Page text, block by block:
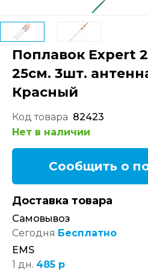
Поплавок Expert
25см. 3шт.
Красный
Код товара 82423
Нет в наличии
Сообщить о
Доставка товара
Самовывоз
Сегодня Бесплатно
EMS
1 дн. 485 р